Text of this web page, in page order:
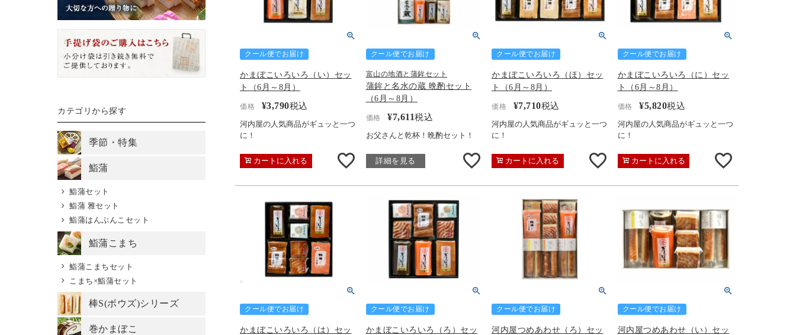
カテゴリから探す
季節・特集
鮨蒲
鮨蒲セット
鮨蒲 雅セット
鮨蒲はんぶんこセット
鮨蒲こまち
鮨蒲こまちセット
こまち×鮨蒲セット
棒S(ボウズ)シリーズ
巻かまぼこ
クール便でお届け
かまぼこいろいろ（い）セッ
ト（6月～8月）
価格 ¥3,790税込
河内屋の人気商品がギュッと一つ
に！
カートに入れる
クール便でお届け
富山の地酒と蒲鉾セット
蒲鉾と名水の蔵 晩酌セット
（6月～8月）
価格 ¥7,611税込
お父さんと乾杯！晩酌セット！
詳細を見る
クール便でお届け
かまぼこいろいろ（ほ）セッ
ト（6月～8月）
価格 ¥7,710税込
河内屋の人気商品がギュッと一つ
に！
カートに入れる
クール便でお届け
かまぼこいろいろ（に）セッ
ト（6月～8月）
価格 ¥5,820税込
河内屋の人気商品がギュッと一つ
に！
カートに入れる
クール便でお届け
かまぼこいろいろ（は）セッ
クール便でお届け
かまぼこいろいろ（ろ）セッ
クール便でお届け
河内屋つめあわせ（ろ）セッ
クール便でお届け
河内屋つめあわせ（い）セッ